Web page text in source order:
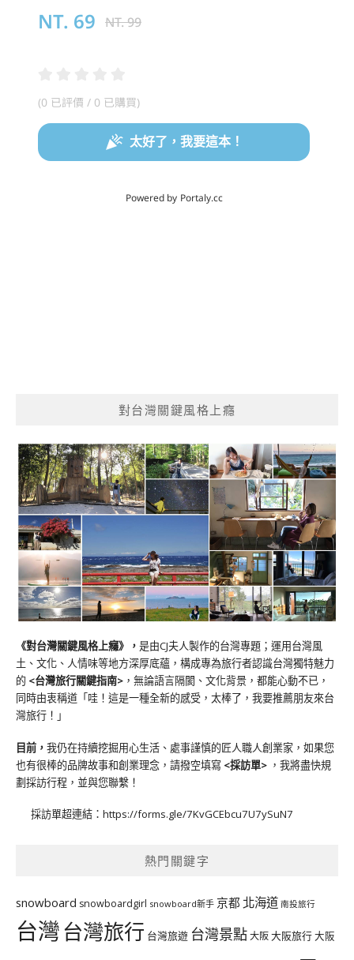
對台灣關鍵風格上癮
《對台灣關鍵風格上癮》 ， 是由CJ夫人製作的台灣專題；運用台灣風
土、文化、人情味等地方深厚底蘊，構成專為旅行者認識台灣獨特魅力
的 <台灣旅行關鍵指南> ，無論語言隔閡、文化背景，都能心動不已，
同時由衷稱道「哇！這是一種全新的感受，太棒了，我要推薦朋友來台
灣旅行！」
目前， 我仍在持續挖掘用心生活、處事謹慎的匠人職人創業家，如果您
也有很棒的品牌故事和創業理念，請撥空填寫 <採訪單> ，我將盡快規
劃採訪行程，並與您聯繫！
採訪單超連結： https://forms.gle/7KvGCEbcu7U7ySuN7
熱門關鍵字
snowboard snowboardgirl snowboard新手 京都 北海道 南投旅行
台灣台灣旅行 台灣旅遊 台灣景點大阪大阪旅行大阪